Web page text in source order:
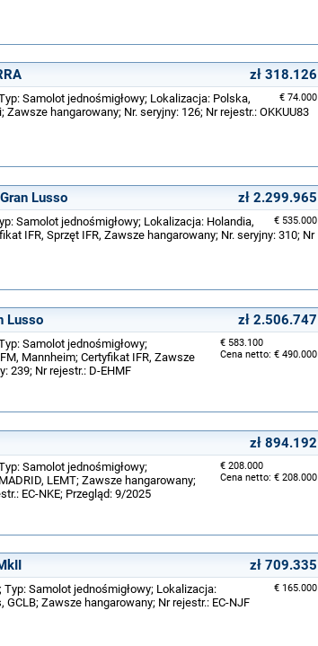
zł 318.126
€ 74.000
Samolot jednośmigłowy; Lokalizacja: Polska,
Zawsze hangarowany; Nr. seryjny: 126; Nr rejestr.: OKKUU83
Lusso zł 2.299.965
€ 535.000
Samolot jednośmigłowy; Lokalizacja: Holandia,
IFR, Sprzęt IFR, Zawsze hangarowany; Nr. seryjny: 310; Nr
Lusso zł 2.506.747
€ 583.100
Cena netto: € 490.000
Samolot jednośmigłowy;
Mannheim; Certyfikat IFR, Zawsze
239; Nr rejestr.: D-EHMF
zł 894.192
€ 208.000
Cena netto: € 208.000
Samolot jednośmigłowy;
LEMT; Zawsze hangarowany;
EC-NKE; Przegląd: 9/2025
zł 709.335
€ 165.000
Typ: Samolot jednośmigłowy; Lokalizacja:
Zawsze hangarowany; Nr rejestr.: EC-NJF